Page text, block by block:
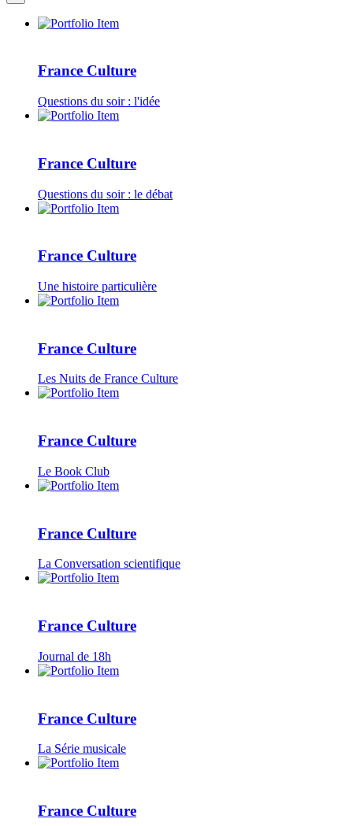
France Culture
Questions du soir : l'idée
France Culture
Questions du soir : le débat
France Culture
Une histoire particulière
France Culture
Les Nuits de France Culture
France Culture
Le Book Club
France Culture
La Conversation scientifique
France Culture
Journal de 18h
France Culture
La Série musicale
France Culture